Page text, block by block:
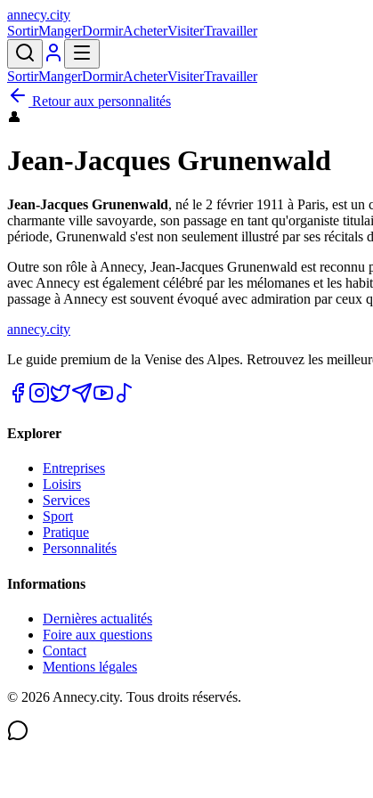
annecy.city
SortirMangerDormirAcheterVisiterTravailler
SortirMangerDormirAcheterVisiterTravailler
Retour aux personnalités
👤
Jean-Jacques Grunenwald
Jean-Jacques Grunenwald, né le 2 février 1911 à Paris, est
charmante ville savoyarde, son passage en tant qu'organiste
période, Grunenwald s'est non seulement illustré par ses
Outre son rôle à Annecy, Jean-Jacques Grunenwald est
avec Annecy est également célébré par les mélomanes et les
passage à Annecy est souvent évoqué avec admiration par ceux
annecy.city
Le guide premium de la Venise des Alpes. Retrouvez les
Explorer
Entreprises
Loisirs
Services
Sport
Pratique
Personnalités
Informations
Dernières actualités
Foire aux questions
Contact
Mentions légales
© 2026 Annecy.city. Tous droits réservés.